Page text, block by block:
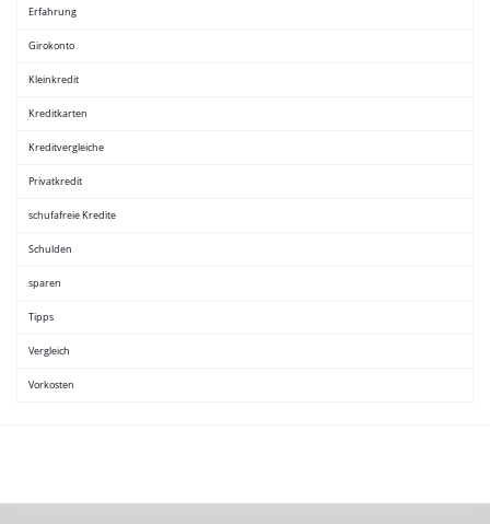
Erfahrung
Girokonto
Kleinkredit
Kreditkarten
Kreditvergleiche
Privatkredit
schufafreie Kredite
Schulden
sparen
Tipps
Vergleich
Vorkosten